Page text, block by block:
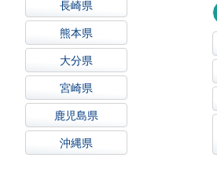
長崎県
熊本県
大分県
宮崎県
鹿児島県
沖縄県